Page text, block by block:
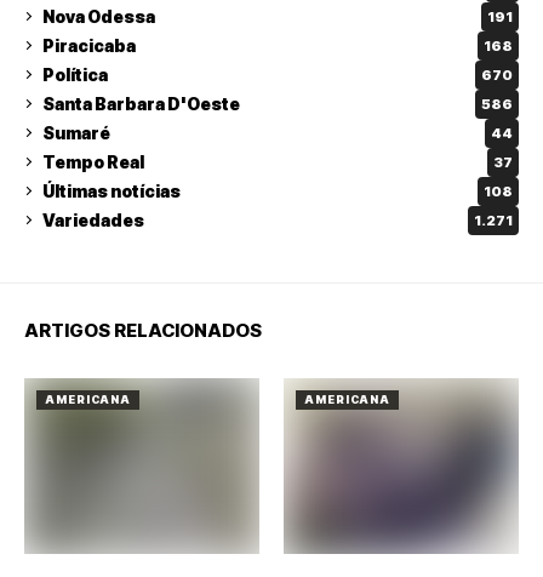
Nova Odessa 191
Piracicaba 168
Política 670
Santa Barbara D'Oeste 586
Sumaré 44
Tempo Real 37
Últimas notícias 108
Variedades 1.271
ARTIGOS RELACIONADOS
AMERICANA AMERICANA